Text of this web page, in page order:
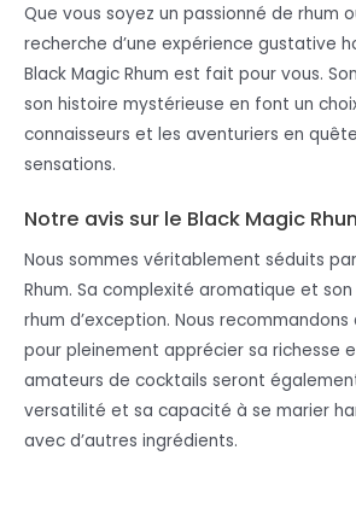
Que vous soyez un passionné de rhum
recherche d’une expérience gustative
Black Magic Rhum est fait pour vous.
son histoire mystérieuse en font un
connaisseurs et les aventuriers en
sensations.
Notre avis sur le Black Magic
Nous sommes véritablement séduits
Rhum. Sa complexité aromatique et
rhum d’exception. Nous
pour pleinement apprécier sa richesse
amateurs de cocktails seront
versatilité et sa capacité à se marier
avec d’autres ingrédients.